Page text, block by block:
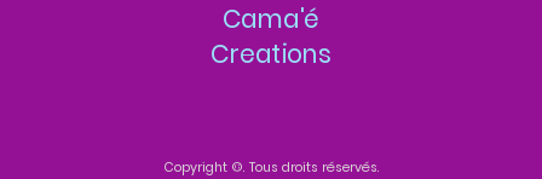
Cama'é
Creations
Copyright ©. Tous droits réservés.